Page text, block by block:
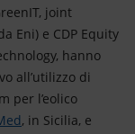
joint
Eni) e CDP Equity
hanno
all’utilizzo di
per l’eolico
, in Sicilia, e